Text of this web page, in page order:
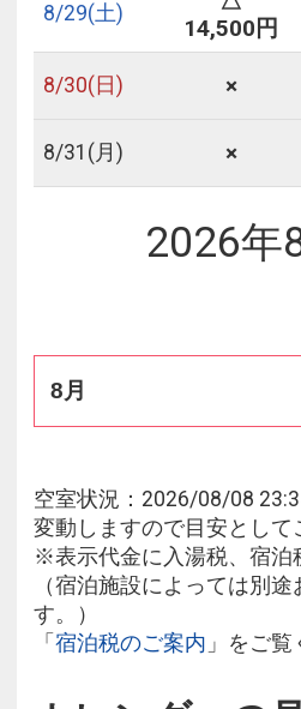
8/29(土)
14,500円
8/30(日) ×
8/31 (月) ×
2026年
8月
空室状況：2026/08/08
変動しますので目安として
※表示代金に入湯税、宿泊
（宿泊施設によっては別
す。）
「 宿泊税のご案内 」をご覧